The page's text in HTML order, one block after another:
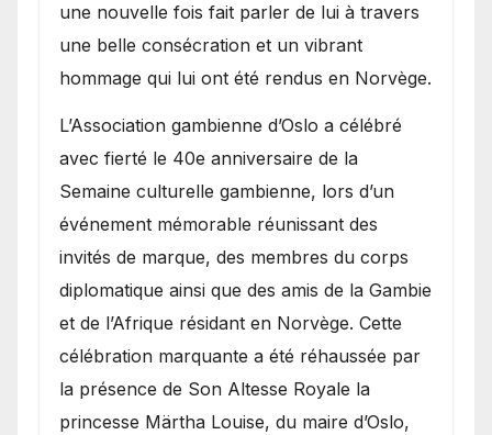
une nouvelle fois fait parler de lui à travers
une belle consécration et un vibrant
hommage qui lui ont été rendus en Norvège.
​L’Association gambienne d’Oslo a célébré
avec fierté le 40e anniversaire de la
Semaine culturelle gambienne, lors d’un
événement mémorable réunissant des
invités de marque, des membres du corps
diplomatique ainsi que des amis de la Gambie
et de l’Afrique résidant en Norvège. Cette
célébration marquante a été réhaussée par
la présence de Son Altesse Royale la
princesse Märtha Louise, du maire d’Oslo,